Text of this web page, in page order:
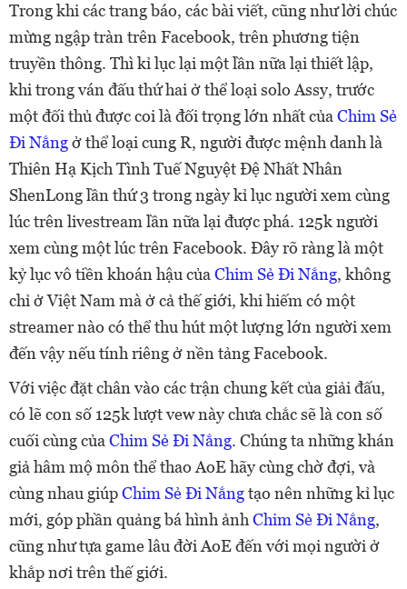
Trong khi các trang báo, các bài viết, cũng như lời chúc
mừng ngập tràn trên Facebook, trên phương tiện
truyền thông. Thì kỉ lục lại một lần nữa lại thiết lập,
khi trong ván đấu thứ hai ở thể loại solo Assy, trước
một đối thủ được coi là đối trọng lớn nhất của Chim Sẻ
Đi Nắngở thể loại cung R, người được mệnh danh là
Thiên Hạ Kịch Tình Tuế Nguyệt Đệ Nhất Nhân
ShenLong lần thứ 3 trong ngày kỉ lục người xem cùng
lúc trên livestream lần nữa lại được phá. 125k người
xem cùng một lúc trên Facebook. Đây rõ ràng là một
kỷ lục vô tiền khoán hậu của Chim Sẻ Đi Nắng, không
chỉ ở Việt Nam mà ở cả thế giới, khi hiếm có một
streamer nào có thể thu hút một lượng lớn người xem
đến vậy nếu tính riêng ở nền tảng Facebook.
Với việc đặt chân vào các trận chung kết của giải đấu,
có lẽ con số 125k lượt vew này chưa chắc sẽ là con số
cuối cùng của Chim Sẻ Đi Nắng. Chúng ta những khán
giả hâm mộ môn thể thao AoE hãy cùng chờ đợi, và
cùng nhau giúpChim Sẻ Đi Nắngtạo nên những kỉ lục
mới, góp phần quảng bá hình ảnhChim Sẻ Đi Nắng,
cũng như tựa game lâu đời AoE đến với mọi người ở
khắp nơi trên thế giới.